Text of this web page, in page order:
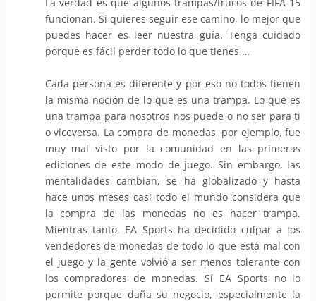
funcionan. Si quieres seguir ese camino, lo mejor que
puedes hacer es leer nuestra guía. Tenga cuidado
porque es fácil perder todo lo que tienes …
Cada persona es diferente y por eso no todos tienen
la misma noción de lo que es una trampa. Lo que es
una trampa para nosotros nos puede o no ser para ti
o viceversa. La compra de monedas, por ejemplo, fue
muy mal visto por la comunidad en las primeras
ediciones de este modo de juego. Sin embargo, las
mentalidades cambian, se ha globalizado y hasta
hace unos meses casi todo el mundo considera que
la compra de las monedas no es hacer trampa.
Mientras tanto, EA Sports ha decidido culpar a los
vendedores de monedas de todo lo que está mal con
el juego y la gente volvió a ser menos tolerante con
los compradores de monedas. Sí EA Sports no lo
permite porque daña su negocio, especialmente la